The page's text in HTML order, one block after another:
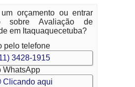
orçamento ou entrar
sobre Avaliação de
em Itaquaquecetuba?
pelo telefone
3428-1915
WhatsApp
Clicando aqui